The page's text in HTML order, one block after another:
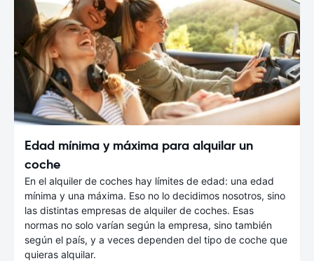
Edad mínima y máxima para alquilar un
coche
En el alquiler de coches hay límites de edad: una edad
mínima y una máxima. Eso no lo decidimos nosotros, sino
las distintas empresas de alquiler de coches. Esas
normas no solo varían según la empresa, sino también
según el país, y a veces dependen del tipo de coche que
quieras alquilar.